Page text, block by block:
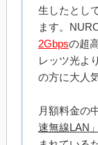
生したとし
ます。
2Gbpsの超
レッツ光よ
の方に大人
月額料金の
速無線LAN」